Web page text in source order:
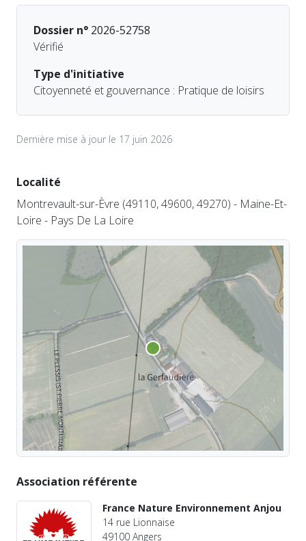
Dossier n° 2026-52758
Vérifié
Type d'initiative
Citoyenneté et gouvernance : Pratique de loisirs
Dernière mise à jour le 17 juin 2026
Localité
Montrevault-sur-Èvre (49110, 49600, 49270) - Maine-Et-
Loire - Pays De La Loire
Association référente
France Nature Environnement Anjou
14 rue Lionnaise
49100 Angers